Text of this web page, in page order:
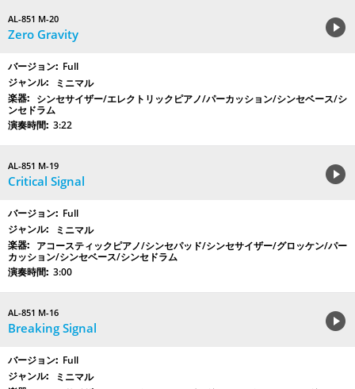
AL-851 M-20
Zero Gravity
Full
ミニマル
シンセサイザー/エレクトリックピアノ/パーカッション/シンセベース/シ
ンセドラム
3:22
AL-851 M-19
Critical Signal
Full
ミニマル
アコースティックピアノ/シンセパッド/シンセサイザー/グロッケン/パー
カッション/シンセベース/シンセドラム
3:00
AL-851 M-16
Breaking Signal
Full
ミニマル